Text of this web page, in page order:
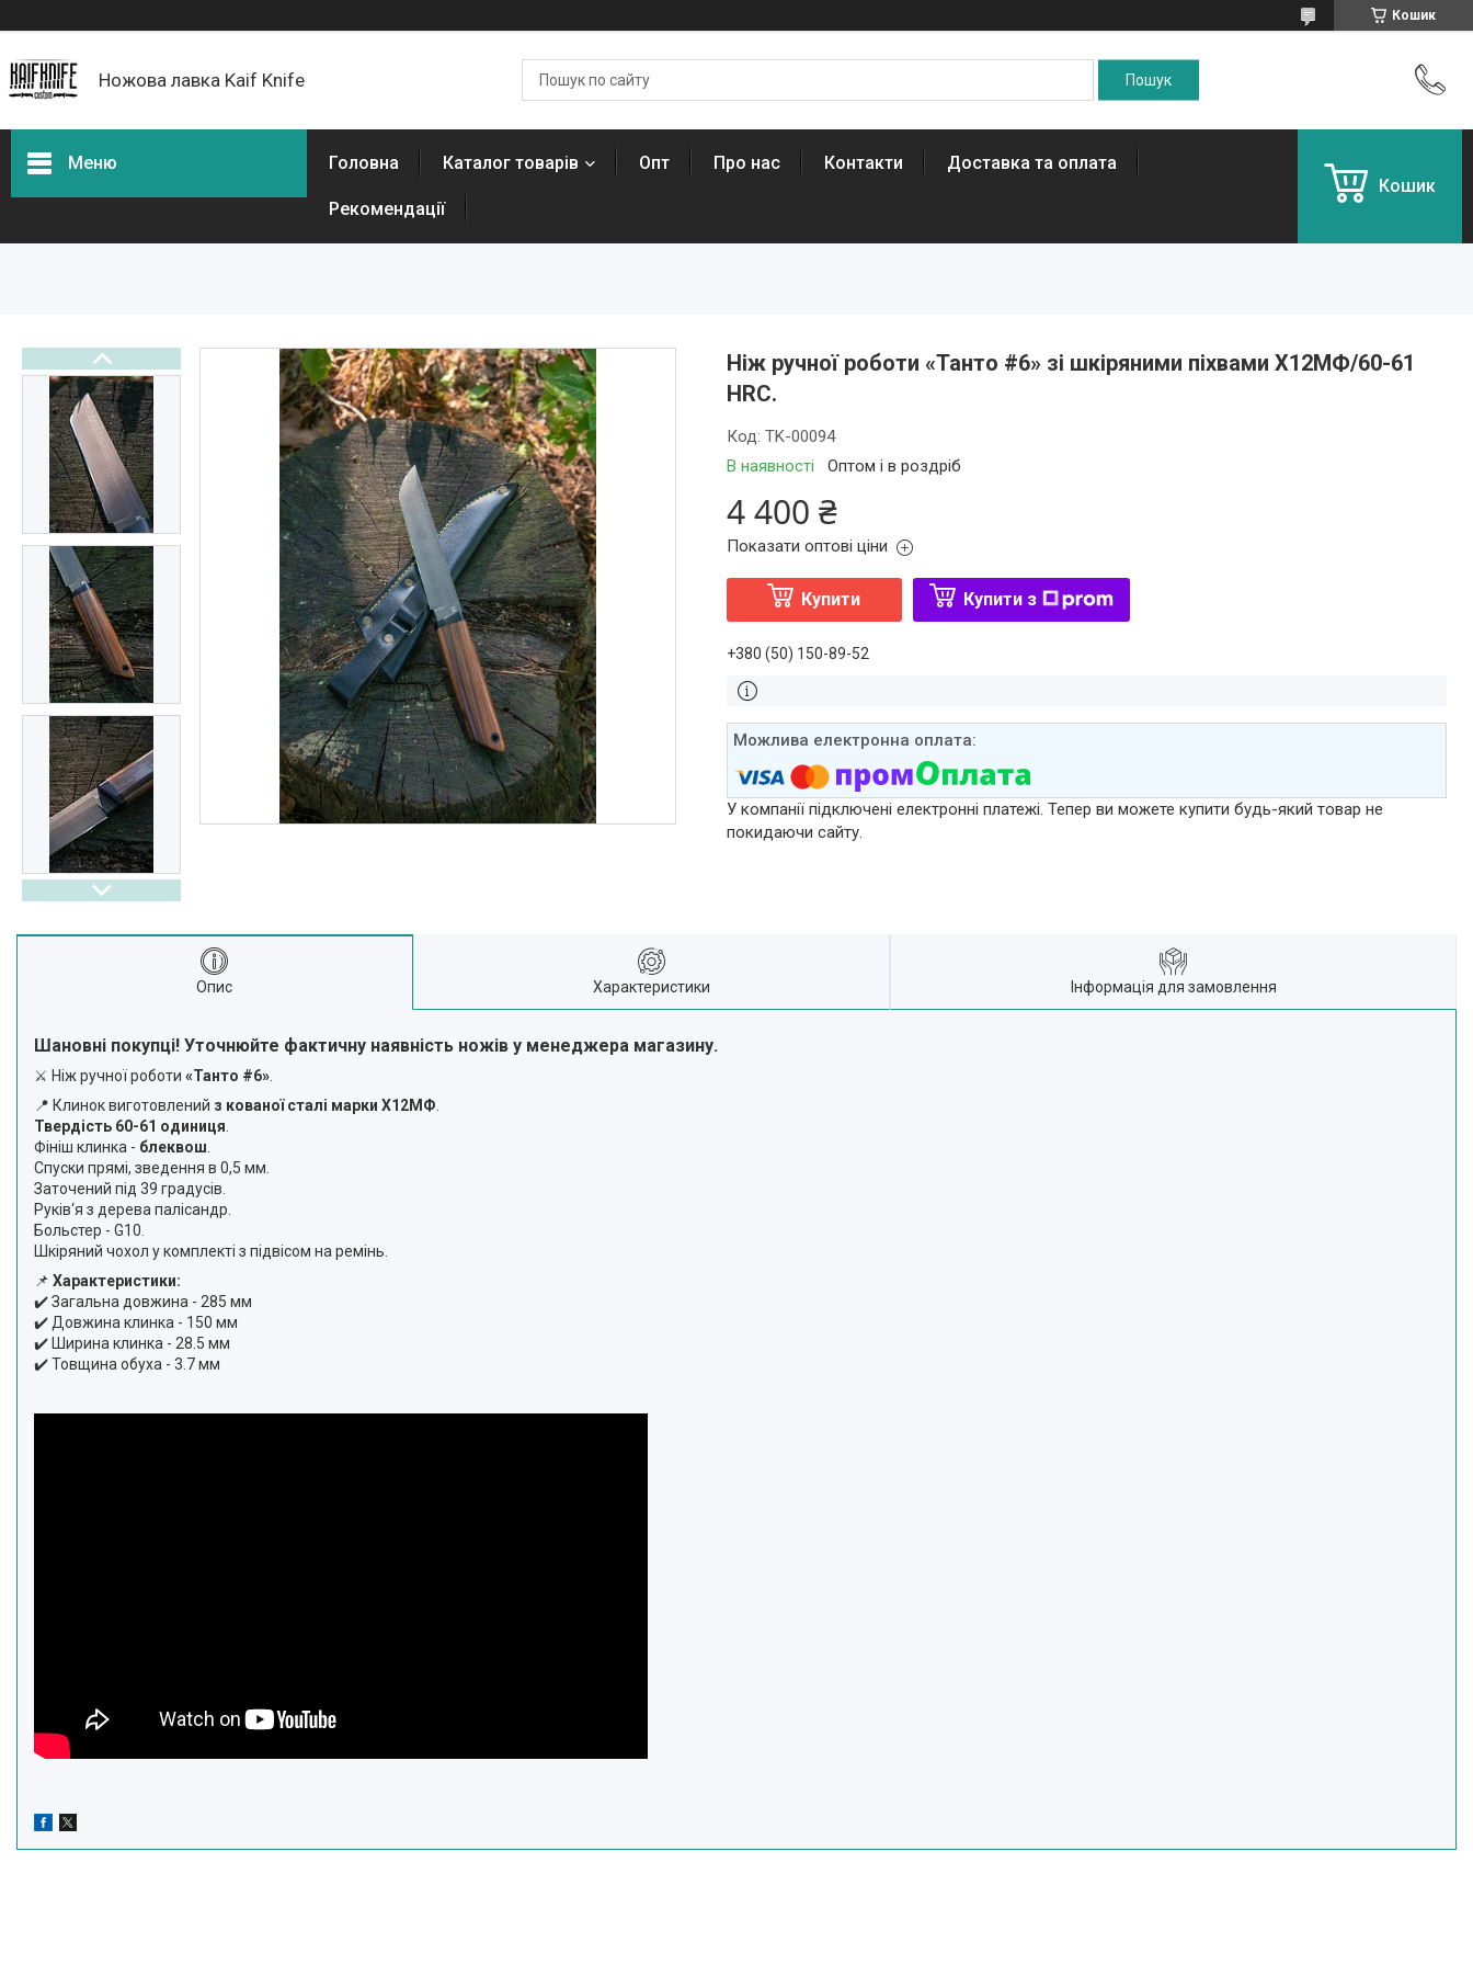
Кошик
Ножова лавка Kaif Knife
Меню Головна Каталог товарів Опт Про нас Контакти Доставка та оплата
Рекомендації
Кошик
Ніж ручної роботи «Танто #6» зі шкіряними піхвами Х12МФ/60-61
HRC.
В наявності Оптом і в роздріб
Код: TK-00094
4 400 ₴
Показати оптові ціни
Купити Купити з
+380 (50) 150-89-52
У компанії підключені електронні платежі. Тепер ви можете купити будь-який товар не
покидаючи сайту.
Опис Характеристики Інформація для замовлення
Шановні покупці! Уточнюйте фактичну наявність ножів у менеджера магазину.
⚔️ Ніж ручної роботи «Танто #6»
📍 Клинок виготовлений з кованої сталі марки Х12МФ
Твердість 60-61 одиниця
Фініш клинка - блеквош
Спуски прямі, зведення в 0,5 мм.
Заточений під 39 градусів.
Руків‘я з дерева палісандр.
Больстер - G10.
Шкіряний чохол у комплекті з підвісом на ремінь.
📌 Характеристики:
✔️ Загальна довжина - 285 мм
✔️ Довжина клинка - 150 мм
✔️ Ширина клинка - 28.5 мм
✔️ Товщина обуха - 3.7 мм